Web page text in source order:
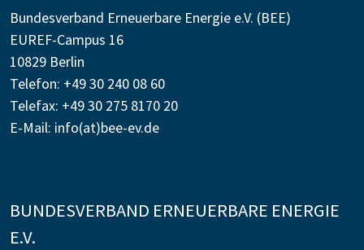
Bundesverband Erneuerbare Energie e.V. (BEE)
EUREF-Campus 16
10829 Berlin
Telefon: +49 30 240 08 60
Telefax: +49 30 275 8170 20
E-Mail: info(at)bee-ev.de
BUNDESVERBAND ERNEUERBARE ENERGIE
E.V.